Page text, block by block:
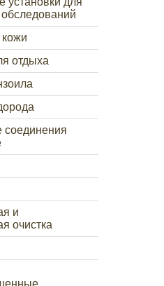
отдыха
соединения
и
очистка